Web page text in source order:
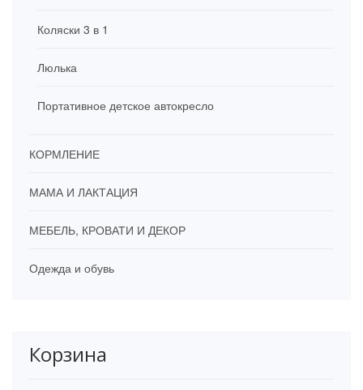
Коляски 3 в 1
Люлька
Портативное детское автокресло
КОРМЛЕНИЕ
МАМА И ЛАКТАЦИЯ
МЕБЕЛЬ, КРОВАТИ И ДЕКОР
Одежда и обувь
Корзина